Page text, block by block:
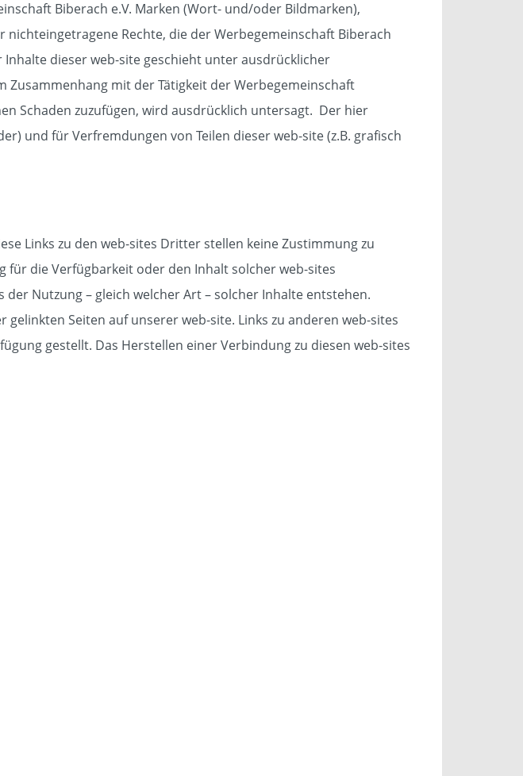
Biberach e.V. Marken (Wort- und/oder Bildmarken),
Rechte, die der Werbegemeinschaft Biberach
dieser web-site geschieht unter ausdrücklicher
mit der Tätigkeit der Werbegemeinschaft
Schaden zuzufügen, wird ausdrücklich untersagt. Der hier
und für Verfremdungen von Teilen dieser web-site (z.B. grafisch
Links zu den web-sites Dritter stellen keine Zustimmung zu
die Verfügbarkeit oder den Inhalt solcher web-sites
Nutzung – gleich welcher Art – solcher Inhalte entstehen.
Seiten auf unserer web-site. Links zu anderen web-sites
gestellt. Das Herstellen einer Verbindung zu diesen web-sites